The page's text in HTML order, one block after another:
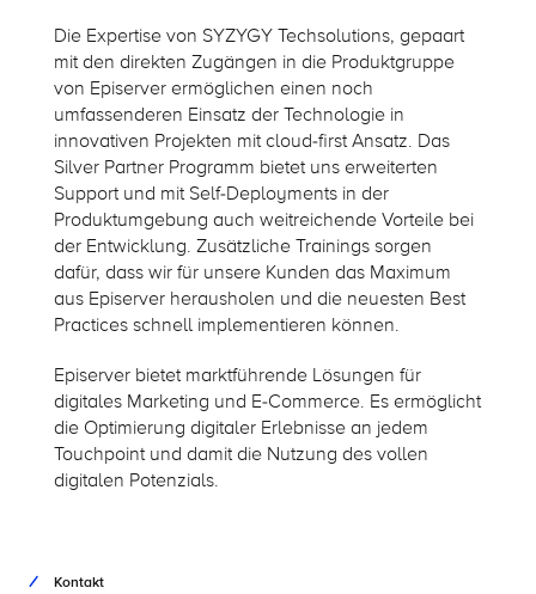
Die Expertise von SYZYGY Techsolutions, gepaart
mit den direkten Zugängen in die Produktgruppe
von Episerver ermöglichen einen noch
umfassenderen Einsatz der Technologie in
innovativen Projekten mit cloud-first Ansatz. Das
Silver Partner Programm bietet uns erweiterten
Support und mit Self-Deployments in der
Produktumgebung auch weitreichende Vorteile bei
der Entwicklung. Zusätzliche Trainings sorgen
dafür, dass wir für unsere Kunden das Maximum
aus Episerver herausholen und die neuesten Best
Practices schnell implementieren können.
Episerver bietet marktführende Lösungen für
digitales Marketing und E-Commerce. Es ermöglicht
die Optimierung digitaler Erlebnisse an jedem
Touchpoint und damit die Nutzung des vollen
digitalen Potenzials.
Kontakt